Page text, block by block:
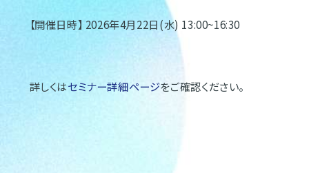
【開催日時】 2026年4月22日(水) 13:00~16:30
詳しくはセミナー詳細ページをご確認ください。